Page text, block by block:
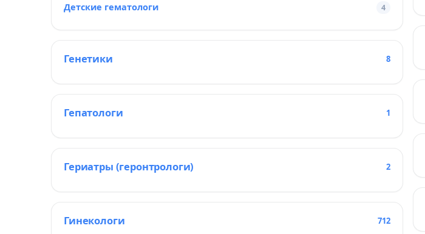
Детские гематологи 4
Генетики 8
Гепатологи 1
Гериатры (геронтрологи) 2
Гинекологи 712